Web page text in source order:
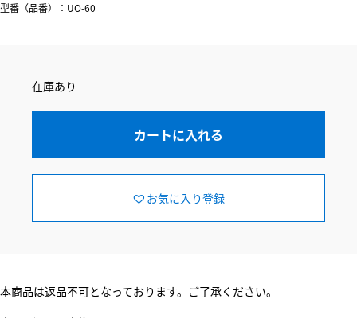
型番（品番）：UO-60
在庫あり
カートに入れる
お気に入り登録
本商品は返品不可となっております。ご了承ください。